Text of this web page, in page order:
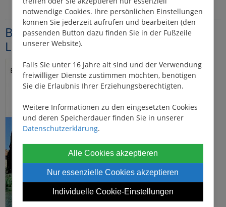
notwendige Cookies. Ihre persönlichen Einstellungen
können Sie jederzeit aufrufen und bearbeiten (den
passenden Button dazu finden Sie in der Fußzeile
unserer Website).
Falls Sie unter 16 Jahre alt sind und der Verwendung
freiwilliger Dienste zustimmen möchten, benötigen
Sie die Erlaubnis Ihrer Erziehungsberechtigten.
Weitere Informationen zu den eingesetzten Cookies
und deren Speicherdauer finden Sie in unserer
Datenschutzerklärung.
Alle Cookies akzeptieren
Nur essenzielle Cookies akzeptieren
Individuelle Cookie-Einstellungen
Bücher-Quellen & Weiterführende
Literatur